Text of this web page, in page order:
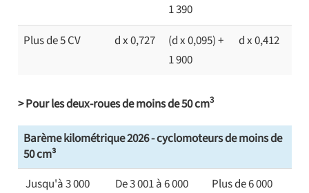
1 390
Plus de 5 CV d x 0,727
(d x 0,095) +
1 900
d x 0,412
> Pour les deux-roues de moins de 50 cm3
Barème kilométrique 2026 - cyclomoteurs de moins de
50 cm³
Jusqu'à 3 000
De 3 001 à 6 000
Plus de 6 000